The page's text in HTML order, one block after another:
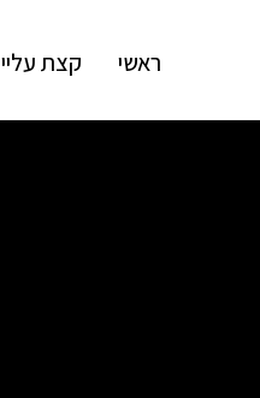
ראשי קצת עליי